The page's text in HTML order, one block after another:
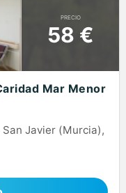
PRECIO
58 €
Mar Menor
Javier (Murcia),